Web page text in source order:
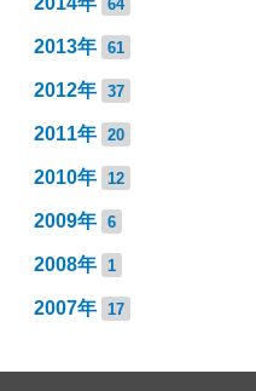
64
2013年 61
2012年 37
2011年 20
2010年 12
2009年 6
2008年 1
2007年 17